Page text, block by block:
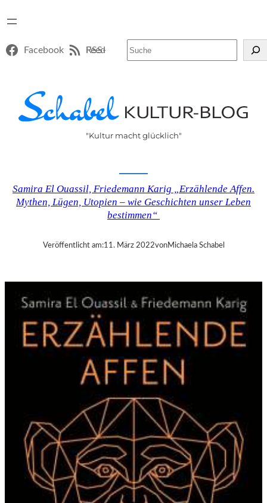
Facebook RSS-Feed
"Kultur macht glücklich"
Samira El Ouassil, Friedemann Karig „Erzählende Affen.
Mythen, Lügen, Utopien – wie Geschichten unser Leben
bestimmen“
Veröffentlicht am:11. März 2022vonMichaela Schabel